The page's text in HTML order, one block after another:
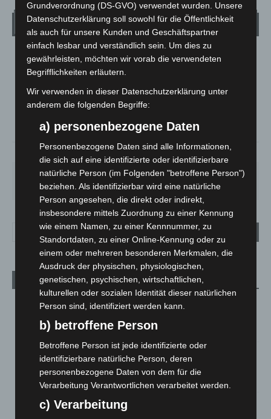
Wetter
LANGENHAGEN
Klarer Himmel
25.1°C 25.5°
SA.
26°
SO.
34°
MO.
26°
DI.
23°
MI.
Aktuelle Beiträge
Kunst trifft Weingenuss: Barbara-Susann Mehring zeigt ihre
8. August 2026
A2: Zweite Turbobaustelle startet zwischen Hannover-West
8. August 2026
Niedersachsen: Feuerwehrkräfte kehren nach
Grundverordnung (DS-GVO) verwendet wurden. Unsere
Datenschutzerklärung soll sowohl für die Öffentlichkeit
als auch für unsere Kunden und Geschäftspartner
einfach lesbar und verständlich sein. Um dies zu
gewährleisten, möchten wir vorab die verwendeten
Begrifflichkeiten erläutern.
Wir verwenden in dieser Datenschutzerklärung unter
anderem die folgenden Begriffe:
a) personenbezogene Daten
Personenbezogene Daten sind alle Informationen,
die sich auf eine identifizierte oder identifizierbare
natürliche Person (im Folgenden "betroffene Person")
beziehen. Als identifizierbar wird eine natürliche
Person angesehen, die direkt oder indirekt,
insbesondere mittels Zuordnung zu einer Kennung
wie einem Namen, zu einer Kennnummer, zu
Standortdaten, zu einer Online-Kennung oder zu
einem oder mehreren besonderen Merkmalen, die
Ausdruck der physischen, physiologischen,
genetischen, psychischen, wirtschaftlichen,
kulturellen oder sozialen Identität dieser natürlichen
Person sind, identifiziert werden kann.
b) betroffene Person
Betroffene Person ist jede identifizierte oder
identifizierbare natürliche Person, deren
personenbezogene Daten von dem für die
Verarbeitung Verantwortlichen verarbeitet werden.
c) Verarbeitung